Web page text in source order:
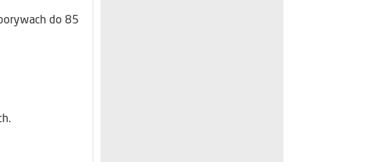
do 85